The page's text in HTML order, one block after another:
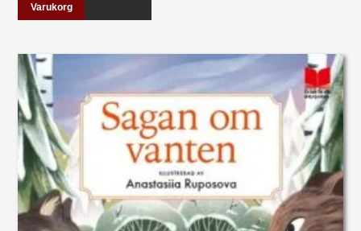
Varukorg